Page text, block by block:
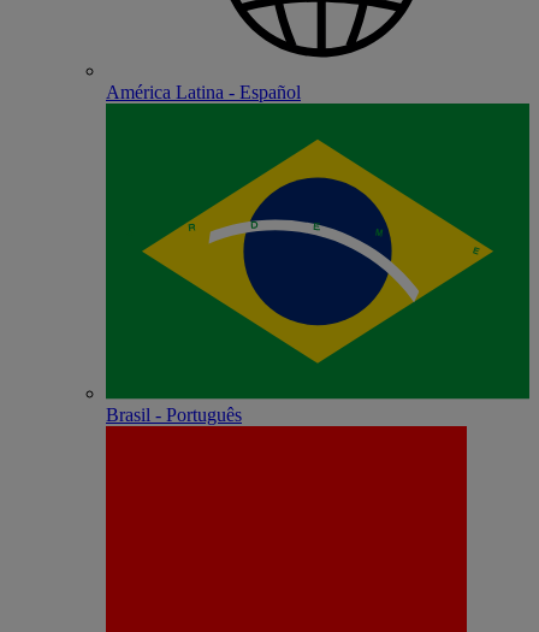
América Latina - Español
Brasil - Português